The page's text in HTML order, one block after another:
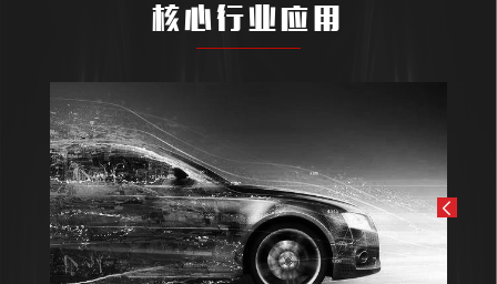
核心行业应用